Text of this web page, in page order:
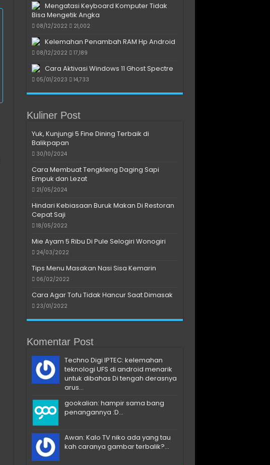
Mengatasi Keyboard Komputer Tidak
Bisa Mengetik Angka
08/12/2022 21,002
Kelemahan Penambah RAM Hp Android
08/12/2022 17,189
Cara Aktivasi Windows 11 Ghost Spectre
05/01/2023 14,733
Kuliner Post
Yuk, Kunjungi 5 Fine Dining Terbaik di
Balikpapan
30/10/2024
Cara Membuat Tengkleng Daging Sapi
Empuk dan Lezat
21/05/2024
Hindari Kebiasaan Buruk Makan Di Restoran
Cepat Saji
18/05/2022
Mie Ayam 5 Ribu Di Pule Selogiri Wonogiri
24/03/2022
Tips Menu Masakan Nasi Sisa Kemarin
06/02/2022
Cara Agar Tofu Tidak Hancur Saat Dimasak
23/01/2022
Komentar Post
Techno Digi IPTEC: kelemahan
teknologi UFS di android menarik
untuk dibahas Di tengah derasnya
arus...
gookalian: hampir sama bang
penangannya :D...
Awan: Kalo TV niko ada yang tau
kah caranya gambar terbalik?...